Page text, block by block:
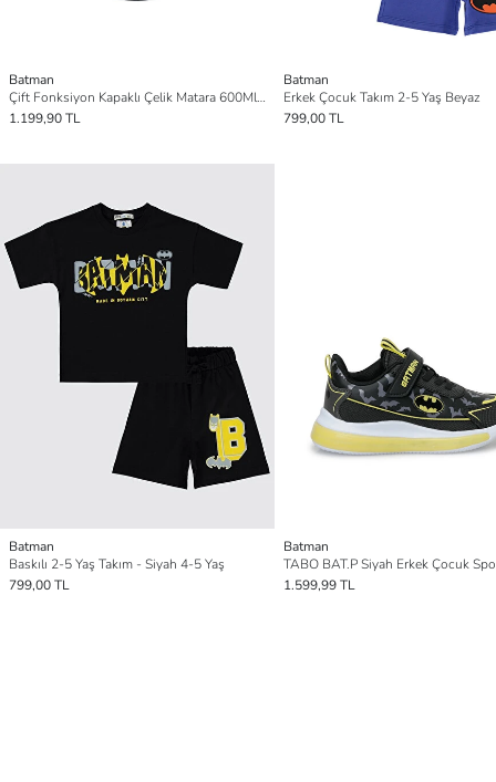
Batman
Çift Fonksiyon Kapaklı Çelik Matara 600Ml 3819
1.199,90 TL
Batman
Erkek Çocuk Takım 2-5 Yaş Beyaz
799,00 TL
Batman
Baskılı 2-5 Yaş Takım - Siyah 4-5 Yaş
799,00 TL
Batman
1.599,99 TL